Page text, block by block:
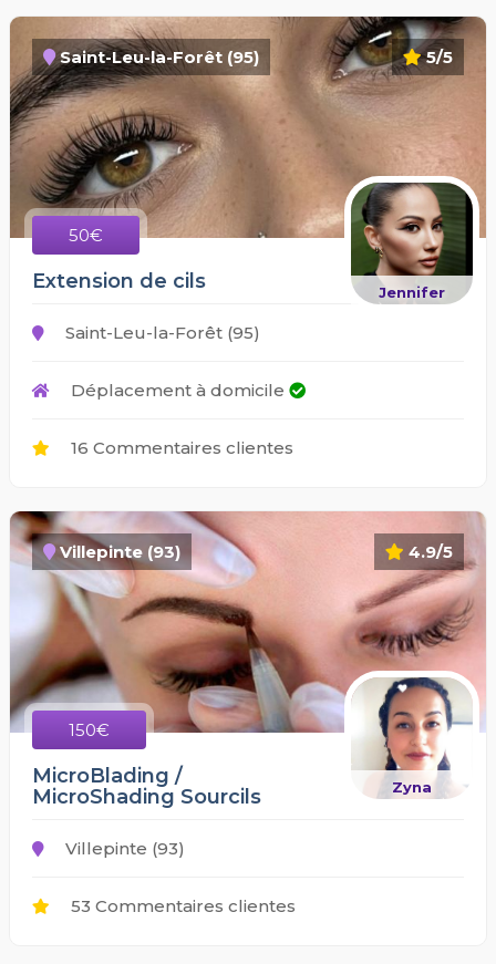
5/5
Saint-Leu-la-Forêt (95)
50€
Jennifer
Extension de cils
Saint-Leu-la-Forêt (95)
Déplacement à domicile
16 Commentaires clientes
4.9/5
Villepinte (93)
150€
Zyna
MicroBlading /
MicroShading Sourcils
Villepinte (93)
53 Commentaires clientes